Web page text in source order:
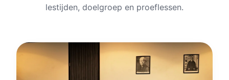
lestijden, doelgroep en proeflessen.